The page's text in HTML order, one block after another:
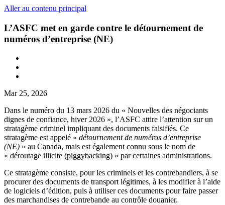
Aller au contenu principal
L’ASFC met en garde contre le détournement de
numéros d’entreprise (NE)
Mar 25, 2026
Dans le numéro du 13 mars 2026 du « Nouvelles des négociants
dignes de confiance, hiver 2026 », l’ASFC attire l’attention sur un
stratagème criminel impliquant des documents falsifiés. Ce
stratagème est appelé « détournement de numéros d’entreprise
(NE) » au Canada, mais est également connu sous le nom de
« déroutage illicite (piggybacking) » par certaines administrations.
Ce stratagème consiste, pour les criminels et les contrebandiers, à se
procurer des documents de transport légitimes, à les modifier à l’aide
de logiciels d’édition, puis à utiliser ces documents pour faire passer
des marchandises de contrebande au contrôle douanier.